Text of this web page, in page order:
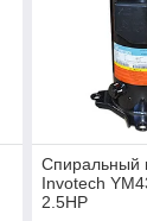
Спиральный
Invotech
2.5HP